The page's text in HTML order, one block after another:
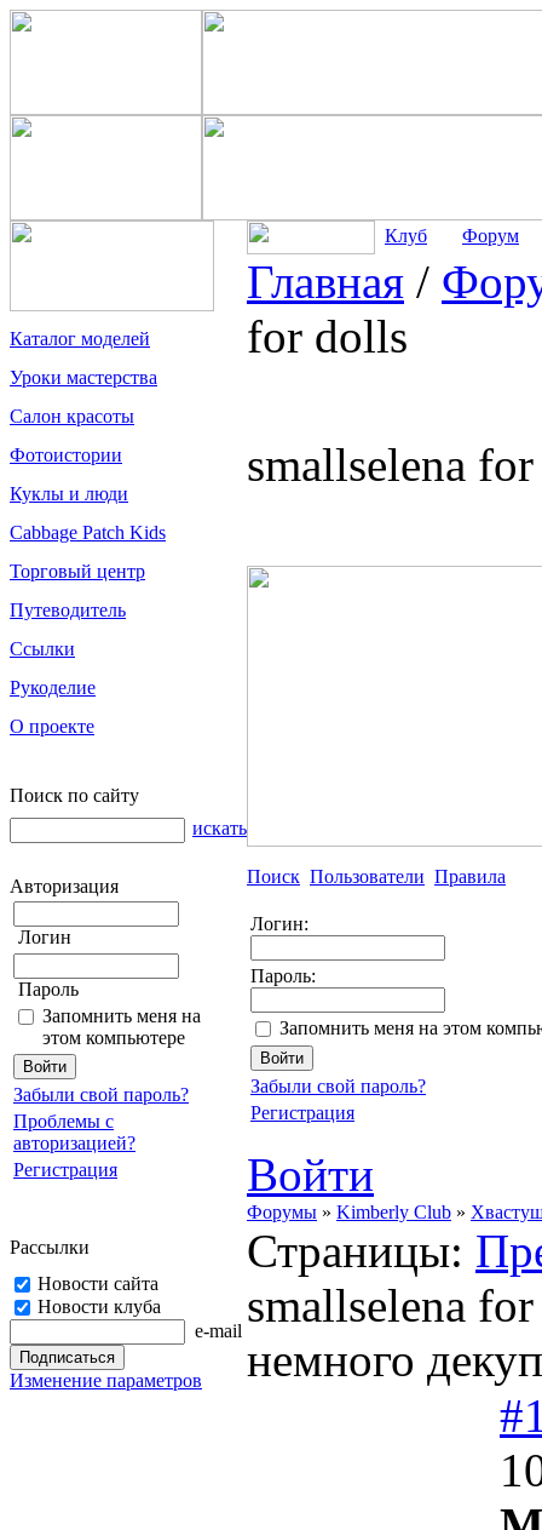
Каталог моделей
Уроки мастерства
Салон красоты
Фотоистории
Куклы и люди
Cabbage Patch Kids
Торговый центр
Путеводитель
Ссылки
Рукоделие
О проекте
Поиск по сайту
искать
Авторизация
Логин
Пароль
Запомнить меня на
этом компьютере
Забыли свой пароль?
Проблемы с
авторизацией?
Регистрация
Рассылки
Новости сайта
Новости клуба
e-mail
Изменение параметров
Клуб Форум
Главная /
for dolls
smallselena
Поиск Пользователи Правила
Логин:
Пароль:
Запомнить меня на этом
Забыли свой пароль?
Регистрация
Войти
Форумы » Kimberly Club »
Страницы:
smallselena
немного